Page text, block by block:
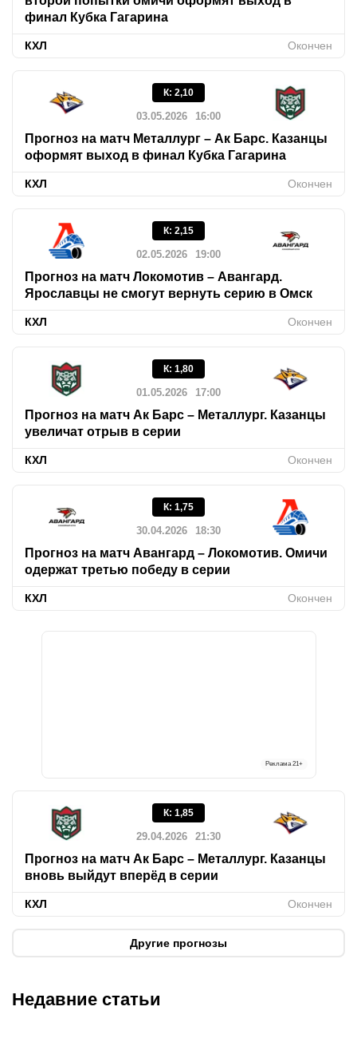
финал Кубка Гагарина
КХЛ Окончен
К: 2,10
03.05.2026 16:00
Прогноз на матч Металлург – Ак Барс. Казанцы
оформят выход в финал Кубка Гагарина
КХЛ Окончен
К: 2,15
02.05.2026 19:00
Прогноз на матч Локомотив – Авангард.
Ярославцы не смогут вернуть серию в Омск
КХЛ Окончен
К: 1,80
01.05.2026 17:00
Прогноз на матч Ак Барс – Металлург. Казанцы
увеличат отрыв в серии
КХЛ Окончен
К: 1,75
30.04.2026 18:30
Прогноз на матч Авангард – Локомотив. Омичи
одержат третью победу в серии
КХЛ Окончен
Реклама 21+
К: 1,85
29.04.2026 21:30
Прогноз на матч Ак Барс – Металлург. Казанцы
вновь выйдут вперёд в серии
КХЛ Окончен
Другие прогнозы
Недавние статьи